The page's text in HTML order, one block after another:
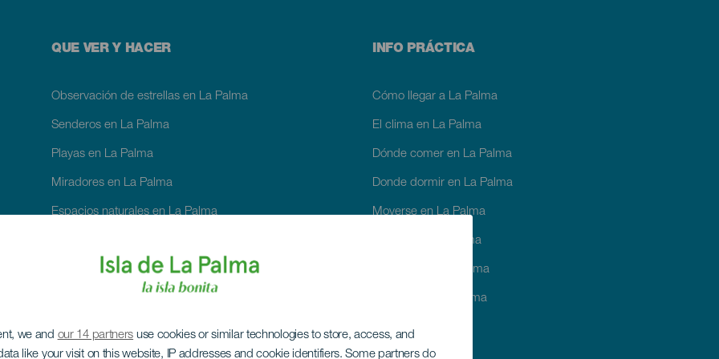
we and our 14 partners use cookies or similar technologies to store, access, and
like your visit on this website, IP addresses and cookie identifiers. Some partners do
QUE VER Y HACER
Observación de estrellas en La Palma
Senderos en La Palma
Playas en La Palma
Miradores en La Palma
Espacios naturales en La Palma
Centros de ocio en La Palma
Avistamiento de ballenas y delfines en La Palma
Lugares con encanto en La Palma
INFO PRÁCTICA
Cómo llegar a La Palma
El clima en La Palma
Dónde comer en La Palma
Donde dormir en La Palma
Moverse en La Palma
Agenda de La Palma
Compras en La Palma
Servicios en La Palma
Guía del viajero
Mapa de senderos